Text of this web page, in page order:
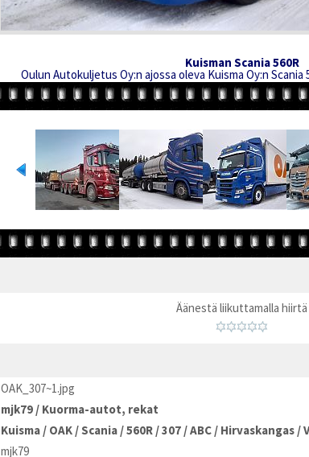
Kuisman Scania 560R
Oulun Autokuljetus Oy:n ajossa oleva Kuisma Oy:n
Äänestä liikuttamalla hiirtä
OAK_307~1.jpg
mjk79 / Kuorma-autot, rekat
Kuisma / OAK /Scania /560R /307 /ABC / Hirvaskangas /
mjk79